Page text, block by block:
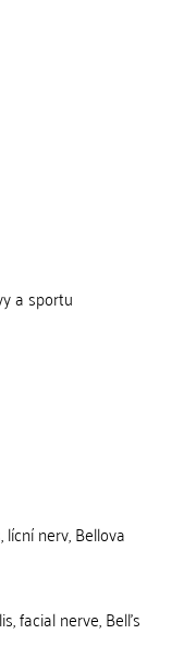
a sportu
nerv, Bellova
facial nerve, Bell's